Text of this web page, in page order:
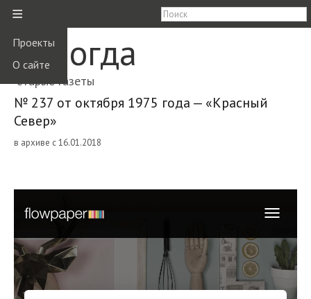
≡
Проекты
О сайте
Вологда
старые газеты
№ 237 от октября 1975 года — «Красный
Север»
в архиве с 16.01.2018